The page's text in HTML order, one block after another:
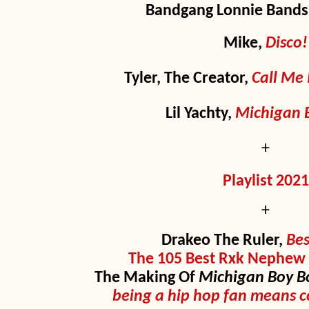
Bandgang Lonnie
Mike, Disco!
Tyler, The Creator, Call Me
Lil Yachty, Michigan
+
Playlist 2021
+
Drakeo The Ruler,
The 105 Best Rxk Nephew
The Making Of Michigan Boy
being a hip hop fan means